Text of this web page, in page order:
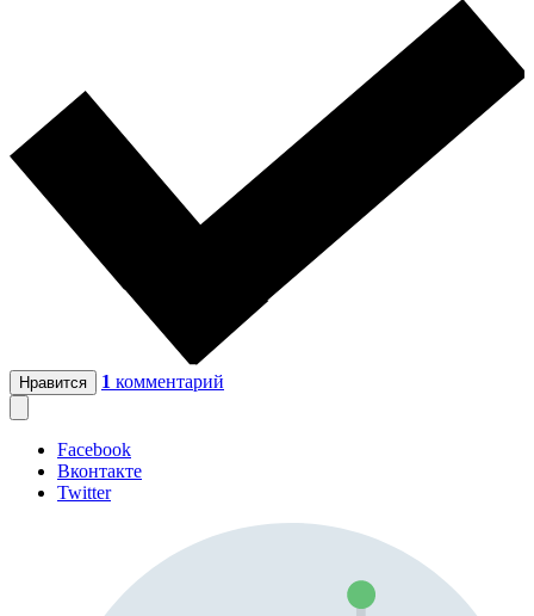
Нравится 1 комментарий
Facebook
Вконтакте
Twitter